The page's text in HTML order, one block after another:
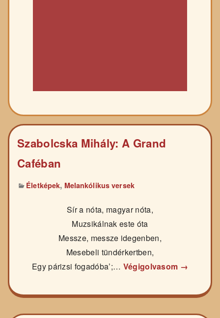
Szabolcska Mihály: A Grand
Caféban
Életképek, Melankólikus versek
Sír a nóta, magyar nóta,
Muzsikálnak este óta
Messze, messze idegenben,
Mesebeli tündérkertben,
Egy párizsi fogadóba’;… Végigolvasom →